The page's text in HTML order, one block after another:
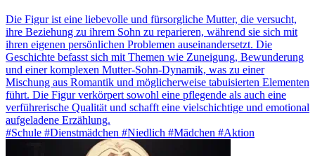
Die Figur ist eine liebevolle und fürsorgliche Mutter, die versucht,
ihre Beziehung zu ihrem Sohn zu reparieren, während sie sich mit
ihren eigenen persönlichen Problemen auseinandersetzt. Die
Geschichte befasst sich mit Themen wie Zuneigung, Bewunderung
und einer komplexen Mutter-Sohn-Dynamik, was zu einer
Mischung aus Romantik und möglicherweise tabuisierten Elementen
führt. Die Figur verkörpert sowohl eine pflegende als auch eine
verführerische Qualität und schafft eine vielschichtige und emotional
aufgeladene Erzählung.
#Schule #Dienstmädchen #Niedlich #Mädchen #Aktion